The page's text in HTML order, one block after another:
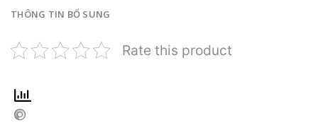
THÔNG TIN BỔ SUNG
Rate this product